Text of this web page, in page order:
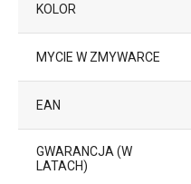
KOLOR
MYCIE W ZMYWARCE
EAN
GWARANCJA (W
LATACH)